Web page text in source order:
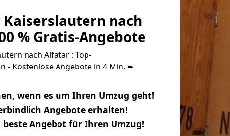
Kaiserslautern nach
% Gratis-Angebote
nach Alfatar : Top-
- Kostenlose Angebote in 4 Min. ➨
wenn es um Ihren Umzug geht!
Angebote erhalten!
beste Angebot für Ihren Umzug!